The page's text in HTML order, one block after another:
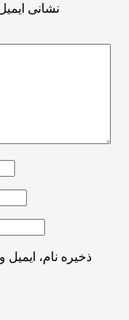
نشانی
ذخیره نام،